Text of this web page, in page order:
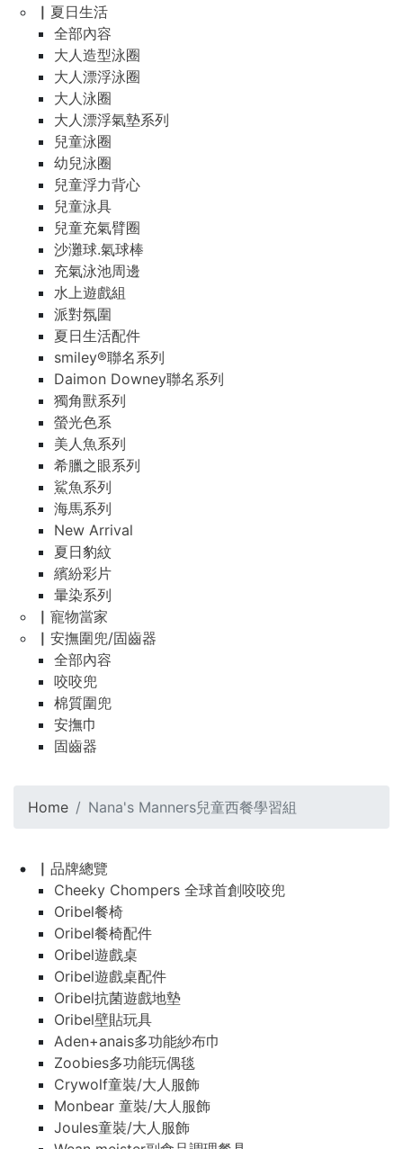
▏夏日生活
全部內容
大人造型泳圈
大人漂浮泳圈
大人泳圈
大人漂浮氣墊系列
兒童泳圈
幼兒泳圈
兒童浮力背心
兒童泳具
兒童充氣臂圈
沙灘球.氣球棒
充氣泳池周邊
水上遊戲組
派對氛圍
夏日生活配件
smiley®聯名系列
Daimon Downey聯名系列
獨角獸系列
螢光色系
美人魚系列
希臘之眼系列
鯊魚系列
海馬系列
New Arrival
夏日豹紋
繽紛彩片
暈染系列
▏寵物當家
▏安撫圍兜/固齒器
全部內容
咬咬兜
棉質圍兜
安撫巾
固齒器
Home Nana's Manners兒童西餐學習組
▏品牌總覽
Cheeky Chompers 全球首創咬咬兜
Oribel餐椅
Oribel餐椅配件
Oribel遊戲桌
Oribel遊戲桌配件
Oribel抗菌遊戲地墊
Oribel壁貼玩具
Aden+anais多功能紗布巾
Zoobies多功能玩偶毯
Crywolf童裝/大人服飾
Monbear 童裝/大人服飾
Joules童裝/大人服飾